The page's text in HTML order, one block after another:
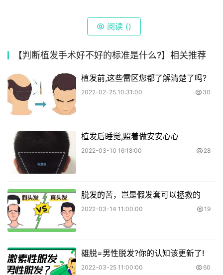
阅读 ()
【判断植发手术好不好的标准是什么?】相关推荐
植发前,这些雷区您都了解清楚了吗?
2022-02-25 10:31:00 30
植发后睡觉,照着做安安心心
2022-03-10 16:18:00 28
脱发的苦，岂是假发套可以拯救的
2022-03-14 11:00:00 19
雄脱=男性脱发?你的认知该更新了!
2022-03-25 11:00:00 60